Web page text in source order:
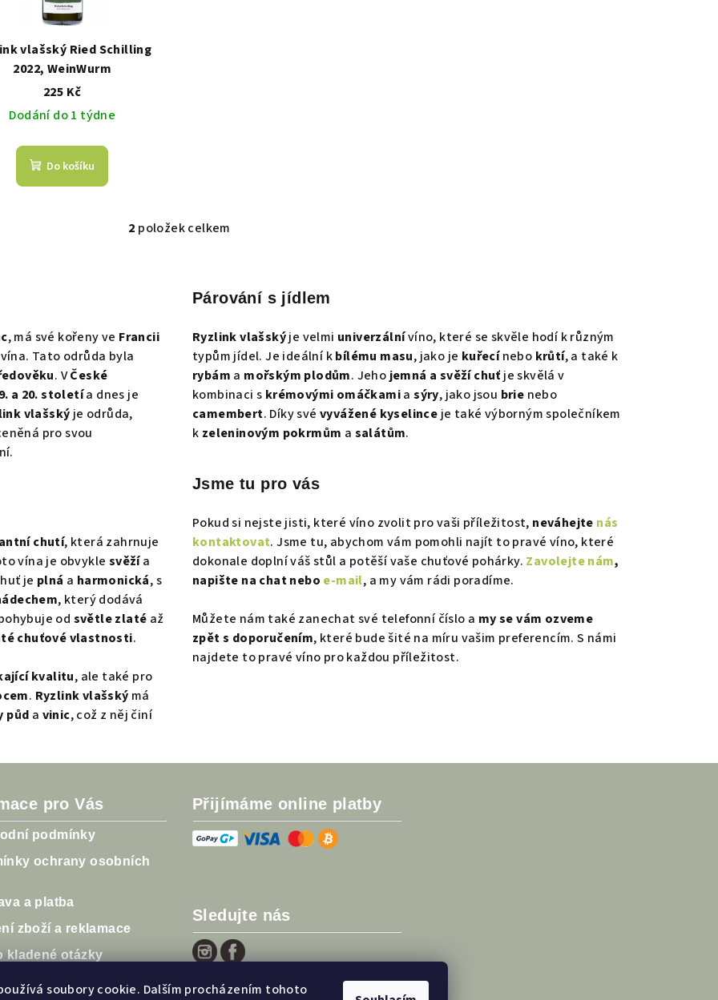
soubory cookie. Dalším procházením tohoto
vlašský Ried Schilling
2022, WeinWurm
225 Kč
Dodání do 1 týdne
Do košíku
O
2 položek celkem
, má své kořeny ve Francii
Tato odrůda byla
. VČeské
a 20. stoletía dnes je
vlašskýje odrůda,
pro svou
chutí, která zahrnuje
vína je obvykle svěžía
je plná a harmonická, s
, který dodává
od světle zlaté až
chuťové vlastnosti.
kvalitu, ale také pro
. Ryzlink vlašský má
půd a vinic, což z něj činí
Párování s jídlem
Ryzlink vlašskýje velmi univerzálnívíno, které se skvěle hodí k různým
typům jídel. Je ideální kbílému masu, jako je kuřecínebo krůtí, a také k
rybám a mořským plodům. Jehojemná a svěží chuťje skvělá v
kombinaci s krémovými omáčkamiasýry, jako jsou brie nebo
camembert. Díky svévyvážené kyselinceje také výborným společníkem
k zeleninovým pokrmům a salátům.
Jsme tu pro vás
Pokud si nejste jisti, které víno zvolit pro vaši příležitost, neváhejte nás
kontaktovat. Jsme tu, abychom vám pomohli najít to pravé víno, které
dokonale doplní váš stůl a potěší vaše chuťové pohárky. Zavolejte nám,
napište na chat nebo e-mail, a my vám rádi poradíme.
Můžete nám také zanechat své telefonní číslo a my se vám ozveme
zpět s doporučením, které bude šité na míru vašim preferencím. S námi
najdete to pravé víno pro každou příležitost.
pro Vás
podmínky
ochrany osobních
a platba
zboží a reklamace
kladené otázky
Přijímáme online platby
Sledujte nás